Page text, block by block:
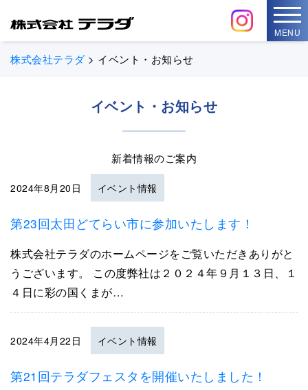
MENU
株式会社テラダ> イベント・お知らせ
イベント・お知らせ
新着情報のご案内
2024年8月20日 イベント情報
第23回太田どてらい市に参加いたします！
株式会社テラダのホームページをご覧いただきありがと
うございます。 この度弊社は２０２４年９月１３日、１
４日に彩の国くまが…
2024年4月22日 イベント情報
第21回テラダフェスタを開催いたしました！